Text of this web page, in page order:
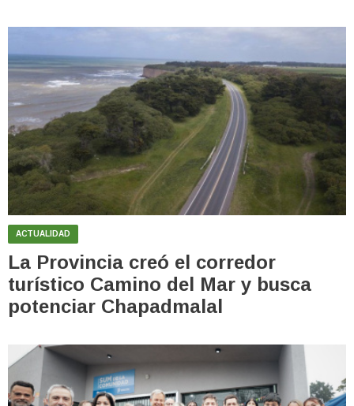
ACTUALIDAD
La Provincia creó el corredor
turístico Camino del Mar y busca
potenciar Chapadmalal